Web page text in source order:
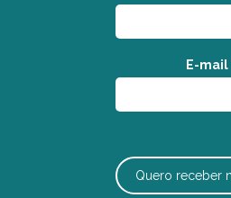
E-mail
Quero receber